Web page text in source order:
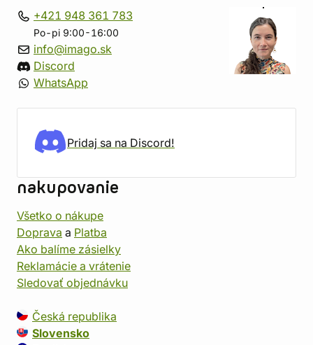
+421 948 361 783
Po-pi 9:00-16:00
info@imago.sk
Discord
WhatsApp
Pridaj sa na Discord!
nakupovanie
Všetko o nákupe
Doprava a Platba
Ako balíme zásielky
Reklamácie a vrátenie
Sledovať objednávku
Česká republika
Slovensko